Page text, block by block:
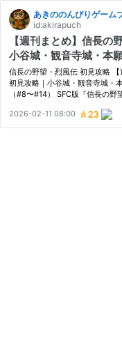
あきののんびりゲーム
id:akirapuch
【週刊まとめ】信長の
小谷城・観音寺城・本
格化（#8〜#14）
信長の野望・烈風伝 初見攻略
初見攻略｜小谷城・観音寺城・
（#8〜#14） SFC版『信長の
家・本願寺家との本格衝突 調略
田…
2026-02-11 08:00